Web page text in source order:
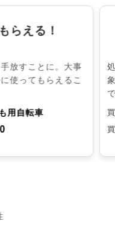
らえる！
放すことに。大事
使ってもらえるこ
用自転車